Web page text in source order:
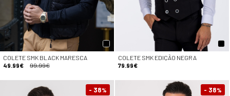
COLETE SMK BLACK MARESCA
49.99€
99.99€
COLETE SMK EDIÇÃO NEGRA
79.99€
- 38% - 38%